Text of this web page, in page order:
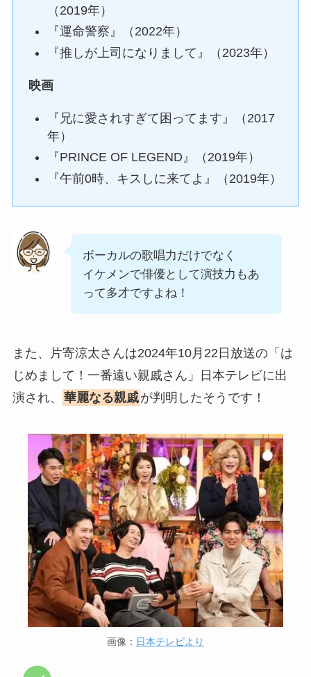
（2019年）
『運命警察』（2022年）
『推しが上司になりまして』（2023年）
映画
『兄に愛されすぎて困ってます』（2017
年）
『PRINCE OF LEGEND』（2019年）
『午前0時、キスしに来てよ』（2019年）
ボーカルの歌唱力だけでなく
イケメンで俳優として演技力もあ
って多才ですよね！
また、片寄涼太さんは2024年10月22日放送の「は
じめまして！一番遠い親戚さん」日本テレビに出
演され、
華麗なる親戚が判明したそうです！
画像： 日本テレビより